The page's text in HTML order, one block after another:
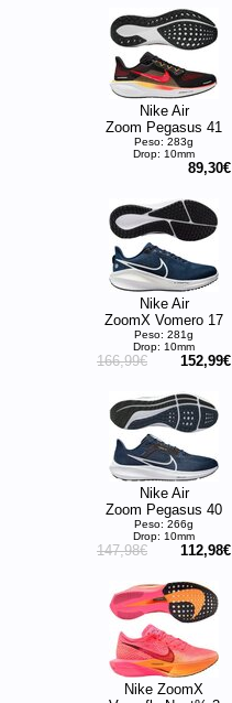
Nike Air
Zoom Pegasus 41
Peso: 283g
Drop: 10mm
89,30€
Nike Air
ZoomX Vomero 17
Peso: 281g
Drop: 10mm
166,99€ 152,99€
Nike Air
Zoom Pegasus 40
Peso: 266g
Drop: 10mm
147,98€ 112,98€
Nike ZoomX